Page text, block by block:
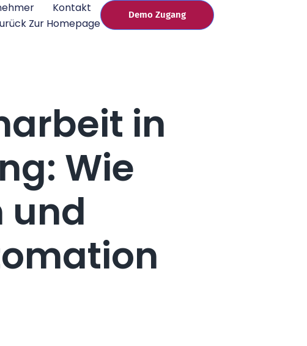
Kontakt
Zur Homepage
Demo Zugang
in
Wie
und